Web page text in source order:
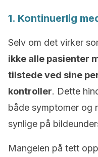
1. Kontinuerlig
Selv om det virker
ikke alle pasienter
tilstede ved sine
kontroller. Dette
både symptomer og
synlige på
Mangelen på tett